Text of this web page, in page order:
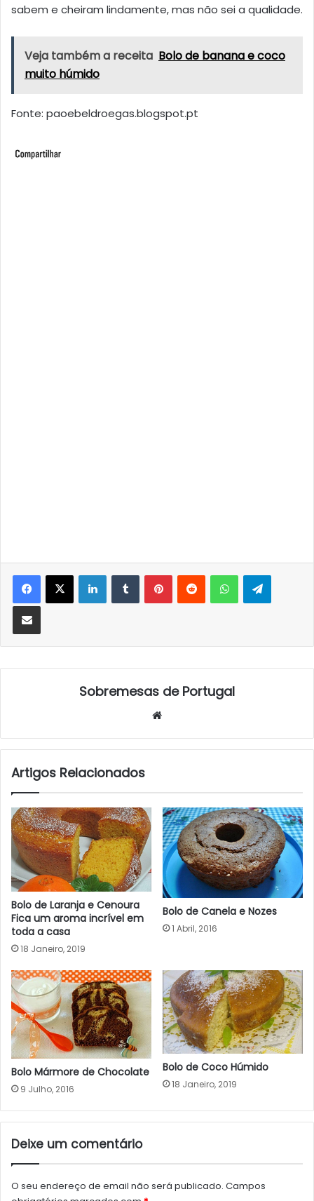
sabem e cheiram lindamente, mas não sei a qualidade.
Veja também a receita Bolo de banana e coco
muito húmido
Fonte: paoebeldroegas.blogspot.pt
LinkedInTumblrPinterestReddit WhatsApp
Partilhar Via Email
Sobremesas de Portugal
Artigos Relacionados
Bolo de Laranja e Cenoura
Fica um aroma incrível em
toda a casa
18 Janeiro, 2019
Bolo de Canela e Nozes
1 Abril, 2016
Bolo Mármore de Chocolate
9 Julho, 2016
Bolo de Coco Húmido
18 Janeiro, 2019
Deixe um comentário
O seu endereço de email não será publicado. Campos